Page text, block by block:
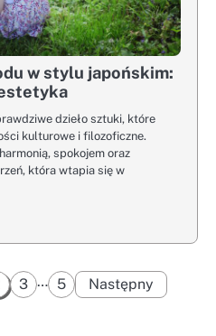
w stylu japońskim:
dzieło sztuki, które
kulturowe i filozoficzne.
spokojem oraz
która wtapia się w
Stronicowanie
3 … 5 Następny